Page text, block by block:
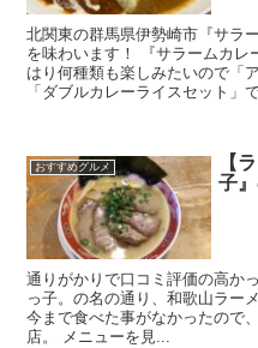
北関東の群馬県伊勢崎市『サラ
を味わいます！ 『サラームカレ
はり何種類も楽しみたいので「
「ダブルカレーライスセット」で
おすすめグルメ
【
子
通りがかりで口コミ評価の高か
っ子。の名の通り、和歌山ラー
今まで食べた事がなかったので
店。 メニューを見...